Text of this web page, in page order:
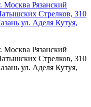
Москва Рязанский
Стрелков, 310
ул. Аделя Кутуя,
Москва Рязанский
Стрелков, 310
ул. Аделя Кутуя,